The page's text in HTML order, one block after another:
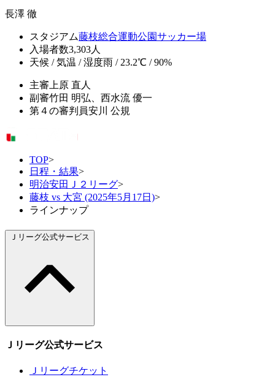
長澤 徹
スタジアム藤枝総合運動公園サッカー場
入場者数3,303人
天候 / 気温 / 湿度雨 / 23.2℃ / 90%
主審 上原 直人
副審竹田 明弘、西水流 優一
第４の審判員安川 公規
TOP>
日程・結果>
明治安田Ｊ２リーグ>
藤枝 vs 大宮 (2025年5月17日)>
ラインナップ
Ｊリーグ公式サービス
Ｊリーグ公式サービス
Ｊリーグチケット